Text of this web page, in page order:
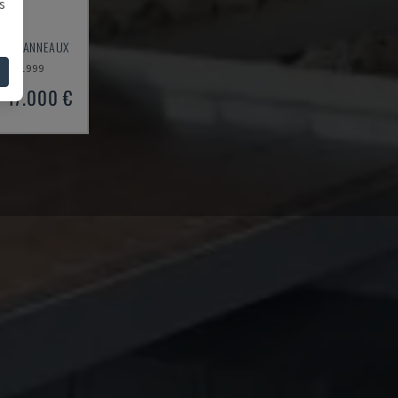
À PANNEAUX
1999
17.000 €